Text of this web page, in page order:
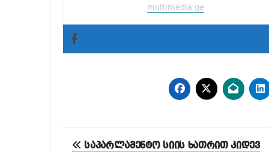
multimedia.ge
პოსტის
საპარლამენტო სიის ხათრით კიდევ